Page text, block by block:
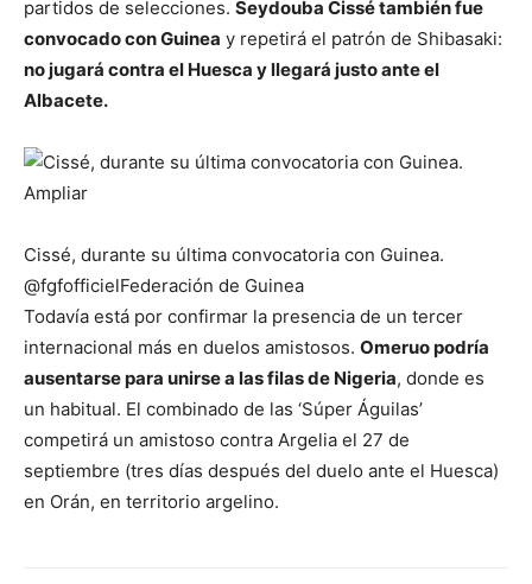
partidos de selecciones. Seydouba Cissé también fue
convocado con Guinea y repetirá el patrón de Shibasaki:
no jugará contra el Huesca y llegará justo ante el
Albacete.
Ampliar
Cissé, durante su última convocatoria con Guinea.
@fgfofficielFederación de Guinea
Todavía está por confirmar la presencia de un tercer
internacional más en duelos amistosos. Omeruo podría
ausentarse para unirse a las filas de Nigeria, donde es
un habitual. El combinado de las ‘Súper Águilas’
competirá un amistoso contra Argelia el 27 de
septiembre (tres días después del duelo ante el Huesca)
en Orán, en territorio argelino.